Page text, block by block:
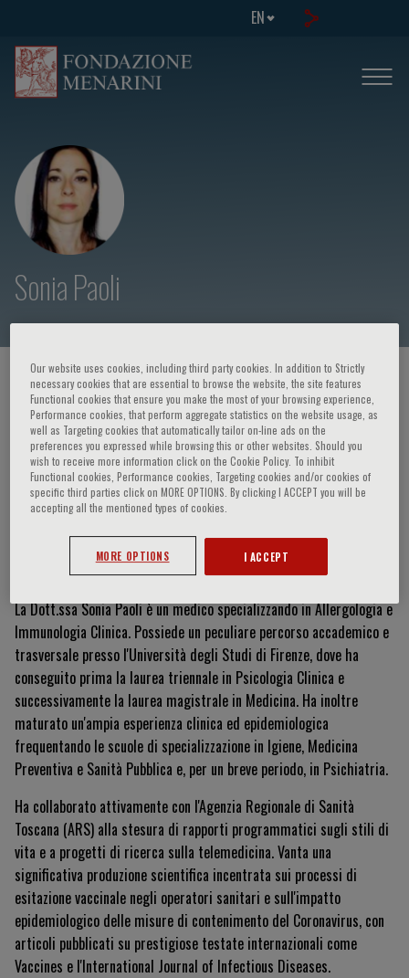
EN
Sonia Paoli
HOME PAGE / COURSES AND EVENTS / SPEAKER
Sonia Paoli
Curriculum Vitae
La Dott.ssa Sonia Paoli è un medico specializzando in Allergologia e
Immunologia Clinica. Possiede un peculiare percorso accademico e
trasversale presso l'Università degli Studi di Firenze, dove ha
conseguito prima la laurea triennale in Psicologia Clinica e
successivamente la laurea magistrale in Medicina. Ha inoltre
maturato un'ampia esperienza clinica ed epidemiologica
frequentando le scuole di specializzazione in Igiene, Medicina
Preventiva e Sanità Pubblica e, per un breve periodo, in Psichiatria.
Ha collaborato attivamente con l'Agenzia Regionale di Sanità
Toscana (ARS) alla stesura di rapporti programmatici sugli stili di
vita e a progetti di ricerca sulla telemedicina.Vanta una
significativa produzione scientifica incentrata sui processi di
esitazione vaccinale negli operatori sanitari e sull'impatto
epidemiologico delle misure di contenimento del Coronavirus, con
articoli pubblicati su prestigiose testate internazionali come
Vaccines e l'International Journal of Infectious Diseases.
Our website uses cookies, including third party cookies. In addition to Strictly
necessary cookies that are essential to browse the website, the site features
Functional cookies that ensure you make the most of your browsing experience,
Performance cookies, that perform aggregate statistics on the website usage, as
well as Targeting cookies that automatically tailor on-line ads on the
preferences you expressed while browsing this or other websites. Should you
wish to receive more information click on the Cookie Policy. To inhibit
Functional cookies, Performance cookies, Targeting cookies and/or cookies of
specific third parties click on MORE OPTIONS. By clicking I ACCEPT you will be
accepting all the mentioned types of cookies.
MORE OPTIONS I ACCEPT